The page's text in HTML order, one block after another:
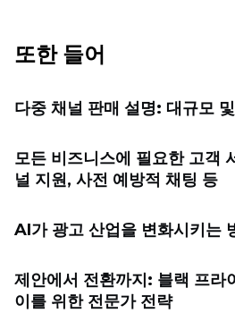
또한 들어
다중 채널 판매 설명: 대규모
모든 비즈니스에 필요한 고객
널 지원, 사전 예방적 채팅 등
AI가 광고 산업을 변화시키는
제안에서 전환까지: 블랙 프라
이를 위한 전문가 전략